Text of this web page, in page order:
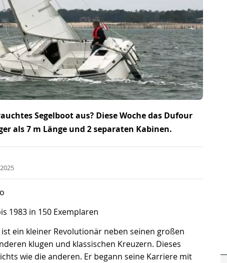
Segelboot aus? Diese Woche das Dufour
als 7 m Länge und 2 separaten Kabinen.
1983 in 150 Exemplaren
ist ein kleiner Revolutionär neben seinen großen
klugen und klassischen Kreuzern. Dieses
wie die anderen. Er begann seine Karriere mit